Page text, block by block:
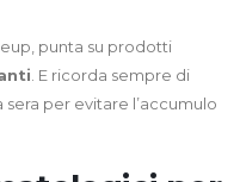
punta su prodotti
. E ricorda sempre di
sera per evitare l’accumulo